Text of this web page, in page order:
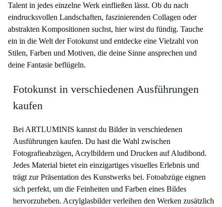
Talent in jedes einzelne Werk einfließen lässt. Ob du nach
eindrucksvollen Landschaften, faszinierenden Collagen oder
abstrakten Kompositionen suchst, hier wirst du fündig. Tauche
ein in die Welt der Fotokunst und entdecke eine Vielzahl von
Stilen, Farben und Motiven, die deine Sinne ansprechen und
deine Fantasie beflügeln.
Fotokunst in verschiedenen Ausführungen
kaufen
Bei ARTLUMINIS kannst du Bilder in verschiedenen
Ausführungen kaufen. Du hast die Wahl zwischen
Fotografieabzügen, Acrylbildern und Drucken auf Aludibond.
Jedes Material bietet ein einzigartiges visuelles Erlebnis und
trägt zur Präsentation des Kunstwerks bei. Fotoabzüge eignen
sich perfekt, um die Feinheiten und Farben eines Bildes
hervorzuheben. Acrylglasbilder verleihen den Werken zusätzlich